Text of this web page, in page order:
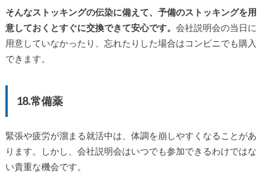
そんなストッキングの伝染に備えて、予備のストッキングを用
意しておくとすぐに交換できて安心です。 会社説明会の当日に
用意していなかったり、忘れたりした場合はコンビニでも購入
できます。
18.常備薬
緊張や疲労が溜まる就活中は、体調を崩しやすくなることがあ
ります。しかし、会社説明会はいつでも参加できるわけではな
い貴重な機会です。